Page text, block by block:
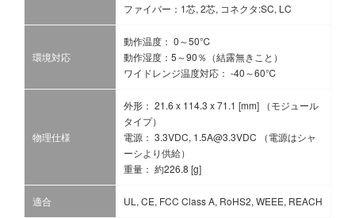
ファイバー：1芯, 2芯, コネクタ:SC, LC
環境対応
動作温度： 0～50℃
動作湿度：5～90％（結露無きこと）
ワイドレンジ温度対応： -40～60℃
物理仕様
外形： 21.6 x 114.3 x 71.1 [mm] （モジュール
タイプ）
電源： 3.3VDC, 1.5A@3.3VDC （電源はシャ
ーシより供給）
重量： 約226.8 [g]
適合 UL, CE, FCC Class A, RoHS2, WEEE, REACH